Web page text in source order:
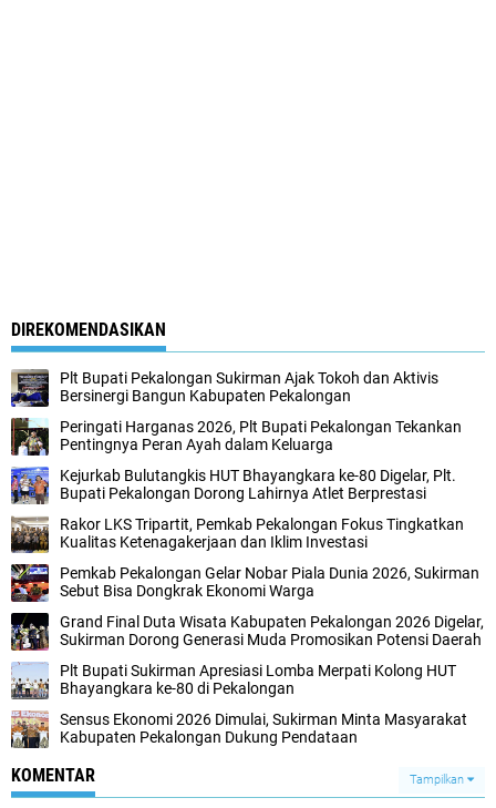
DIREKOMENDASIKAN
Plt Bupati Pekalongan Sukirman Ajak Tokoh dan Aktivis
Bersinergi Bangun Kabupaten Pekalongan
Peringati Harganas 2026, Plt Bupati Pekalongan Tekankan
Pentingnya Peran Ayah dalam Keluarga
Kejurkab Bulutangkis HUT Bhayangkara ke-80 Digelar, Plt.
Bupati Pekalongan Dorong Lahirnya Atlet Berprestasi
Rakor LKS Tripartit, Pemkab Pekalongan Fokus Tingkatkan
Kualitas Ketenagakerjaan dan Iklim Investasi
Pemkab Pekalongan Gelar Nobar Piala Dunia 2026, Sukirman
Sebut Bisa Dongkrak Ekonomi Warga
Grand Final Duta Wisata Kabupaten Pekalongan 2026 Digelar,
Sukirman Dorong Generasi Muda Promosikan Potensi Daerah
Plt Bupati Sukirman Apresiasi Lomba Merpati Kolong HUT
Bhayangkara ke-80 di Pekalongan
Sensus Ekonomi 2026 Dimulai, Sukirman Minta Masyarakat
Kabupaten Pekalongan Dukung Pendataan
KOMENTAR Tampilkan